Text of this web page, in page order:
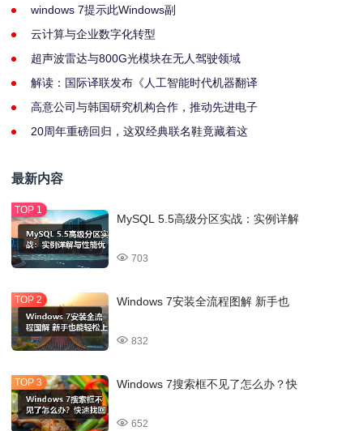
windows 7提示此Windows副
云计算与企业数字化转型
超声波雷达与800G光模块在无人驾驶领域
解读：国际译联发布《人工智能时代机器翻译
高意公司与韩国研究机构合作，推动先进电子
20周年重磅回归，这双经典联名鞋竟藏着这
最新内容
MySQL 5.5高级分区实战：实例详解
703
Windows 7安装全流程图解 新手也
832
Windows 7搜索框不见了怎么办？快
652